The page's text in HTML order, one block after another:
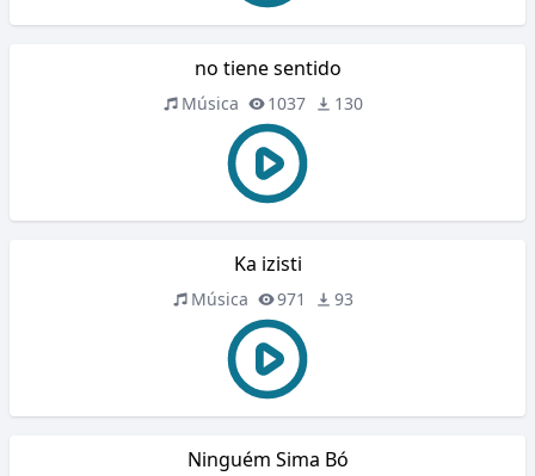
no tiene sentido
Música 1037 130
Ka izisti
Música 971 93
Ninguém Sima Bó